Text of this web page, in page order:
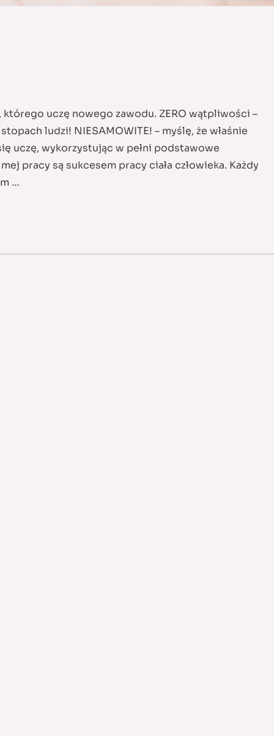
uczę nowego zawodu. ZERO wątpliwości –
ludzi! NIESAMOWITE! – myślę, że właśnie
uczę, wykorzystując w pełni podstawowe
pracy są sukcesem pracy ciała człowieka. Każdy
…